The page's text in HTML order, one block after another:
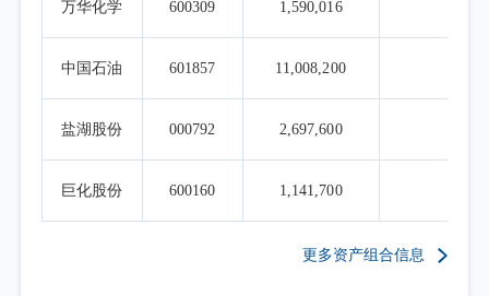
万华化学 600309 1,590,016
中国石油 601857 11,008,200
盐湖股份 000792 2,697,600
巨化股份 600160 1,141,700
更多资产组合信息